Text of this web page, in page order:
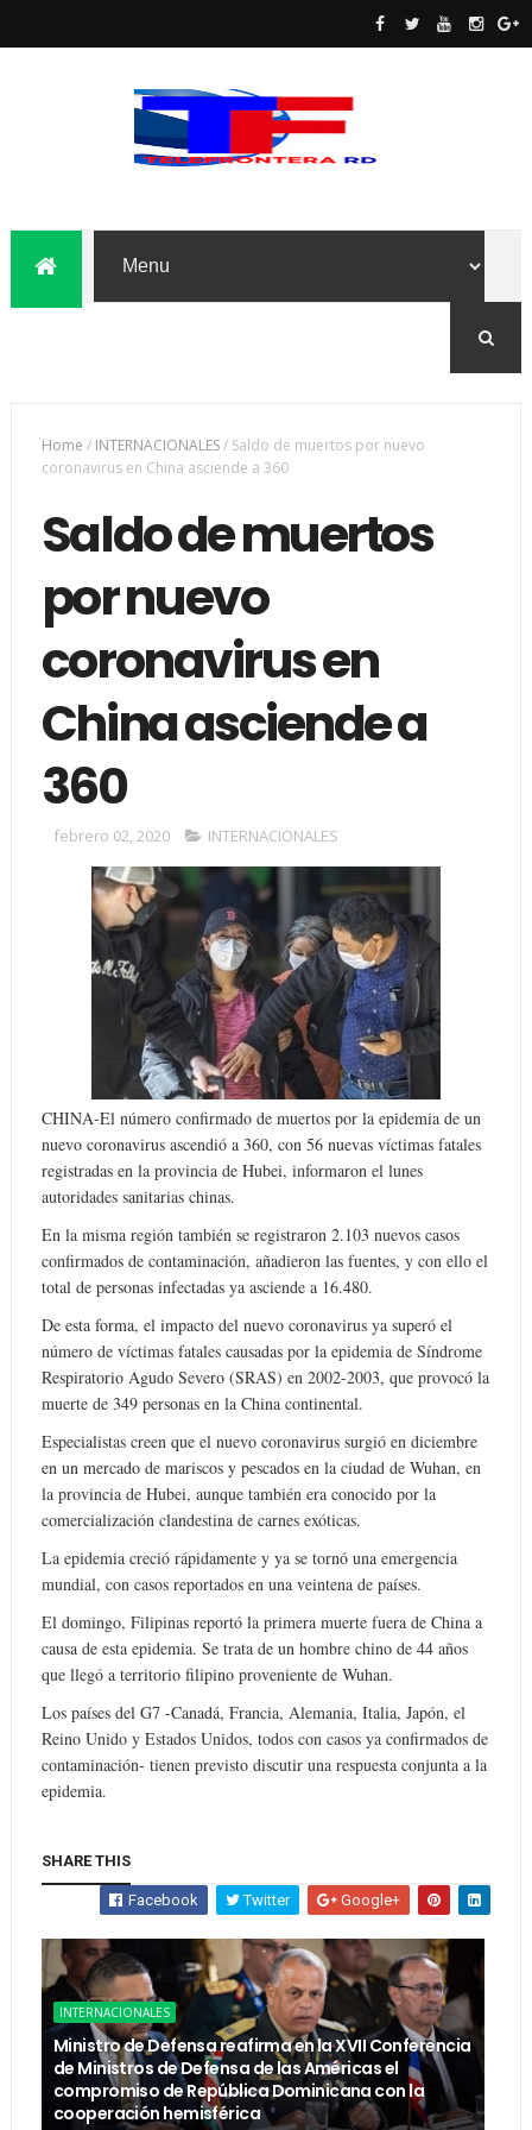
Home / INTERNACIONALES/ Saldo de muertos por nuevo
coronavirus en China asciende a 360
Saldo de muertos
por nuevo
coronavirus en
China asciende a
360
febrero 02, 2020 INTERNACIONALES
CHINA-El número confirmado de muertos por la epidemia de un
nuevo coronavirus ascendió a 360, con 56 nuevas víctimas fatales
registradas en la provincia de Hubei, informaron el lunes
autoridades sanitarias chinas.
En la misma región también se registraron 2.103 nuevos casos
confirmados de contaminación, añadieron las fuentes, y con ello el
total de personas infectadas ya asciende a 16.480.
De esta forma, el impacto del nuevo coronavirus ya superó el
número de víctimas fatales causadas por la epidemia de Síndrome
Respiratorio Agudo Severo (SRAS) en 2002-2003, que provocó la
muerte de 349 personas en la China continental.
Especialistas creen que el nuevo coronavirus surgió en diciembre
en un mercado de mariscos y pescados en la ciudad de Wuhan, en
la provincia de Hubei, aunque también era conocido por la
comercialización clandestina de carnes exóticas.
La epidemia creció rápidamente y ya se tornó una emergencia
mundial, con casos reportados en una veintena de países.
El domingo, Filipinas reportó la primera muerte fuera de China a
causa de esta epidemia. Se trata de un hombre chino de 44 años
que llegó a territorio filipino proveniente de Wuhan.
Los países del G7 -Canadá, Francia, Alemania, Italia, Japón, el
Reino Unido y Estados Unidos, todos con casos ya confirmados de
contaminación- tienen previsto discutir una respuesta conjunta a la
epidemia.
SHARE THIS
Facebook Twitter Google+
INTERNACIONALES
Ministro de Defensa reafirma en la XVII Conferencia
de Ministros de Defensa de las Américas el
compromiso de República Dominicana con la
cooperación hemisférica